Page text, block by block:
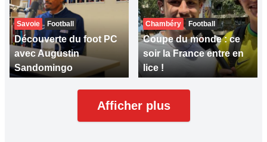
Savoie Football
Découverte du foot PC
avec Augustin
Sandomingo
Chambéry Football
Coupe du monde : ce
soir la France entre en
lice !
Afficher plus